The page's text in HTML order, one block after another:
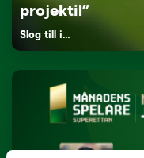
projektil”
Slog till i…